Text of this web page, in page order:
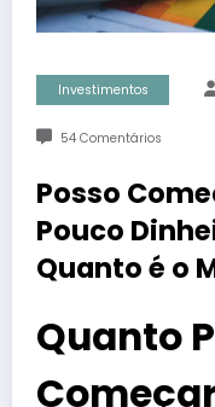
Investimentos
54 Comentários
Posso
Pouco
Quanto é o
Quanto